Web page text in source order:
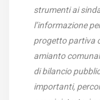
strumenti ai
l’informazione
progetto partiva
amianto
di bilancio
importanti,